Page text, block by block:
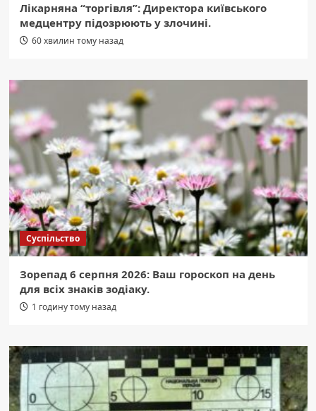
Лікарняна “торгівля”: Директора київського
медцентру підозрюють у злочині.
60 хвилин тому назад
Суспільство
Зорепад 6 серпня 2026: Ваш гороскоп на день
для всіх знаків зодіаку.
1 годину тому назад